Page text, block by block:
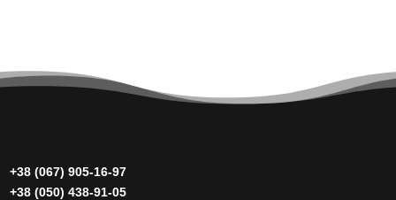
+38 (067) 905-16-97
+38 (050) 438-91-05